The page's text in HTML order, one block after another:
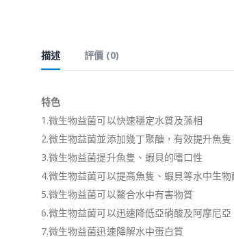
描述 評價 (0)
特色
1.微生物益菌可以快速穩定水質及藻相
2.微生物益菌並添加幾丁聚醣，有效提升魚
3.微生物益菌提升魚隻、蝦貝的嗜口性
4.微生物益菌可以提高魚隻、蝦貝等水中生物
5.微生物益菌可以鰲合水中有害物質
6.微生物益菌可以迅速降低亞硝酸及阿摩尼亞
7.微生物益菌迅速降解水中蛋白質